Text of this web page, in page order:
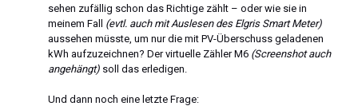
sehen zufällig schon das Richtige zählt – oder wie sie in
meinem Fall (evtl. auch mit Auslesen des Elgris Smart Meter)
aussehen müsste, um nur die mit PV-Überschuss geladenen
kWh aufzuzeichnen? Der virtuelle Zähler M6 (Screenshot auch
angehängt) soll das erledigen.
Und dann noch eine letzte Frage: